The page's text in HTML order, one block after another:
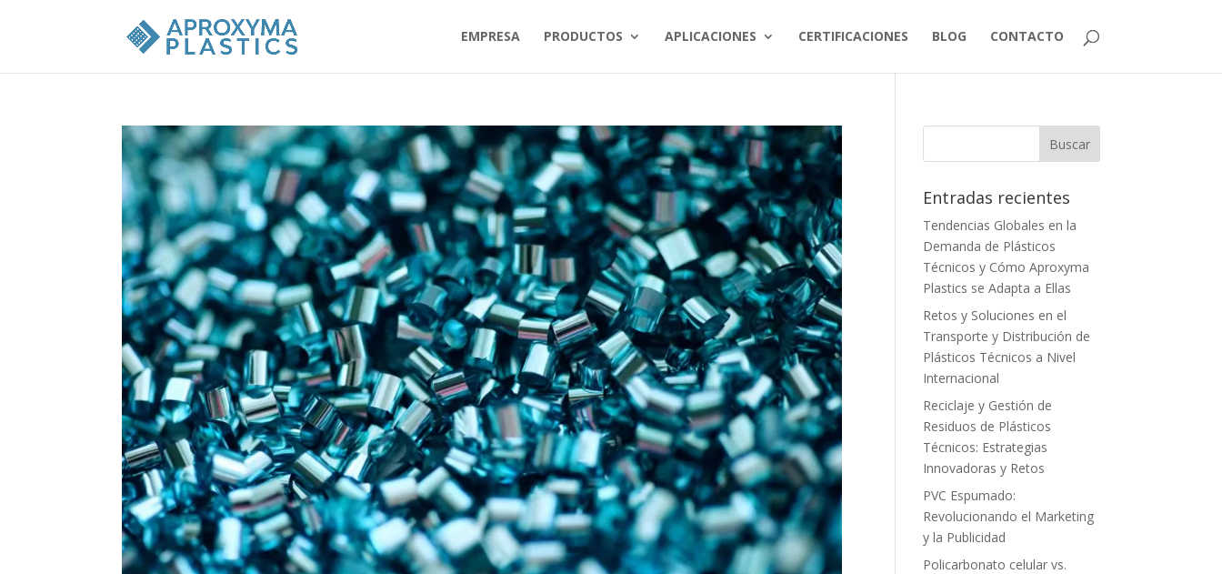
EMPRESA PRODUCTOS APLICACIONES CERTIFICACIONES BLOG CONTACTO
Entradas recientes
Tendencias Globales en la
Demanda de Plásticos
Técnicos y Cómo Aproxyma
Plastics se Adapta a Ellas
Retos y Soluciones en el
Transporte y Distribución de
Plásticos Técnicos a Nivel
Internacional
Reciclaje y Gestión de
Residuos de Plásticos
Técnicos: Estrategias
Innovadoras y Retos
PVC Espumado:
Revolucionando el Marketing
y la Publicidad
Policarbonato celular vs.